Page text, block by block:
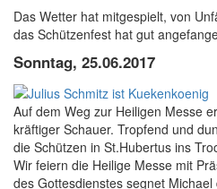
Das Wetter hat mitgespielt, von
das Schützenfest hat gut
Sonntag, 25.06.2017
Auf dem Weg zur Heiligen Messe
kräftiger Schauer. Tropfend und
die Schützen in St.Hubertus ins
Wir feiern die Heilige Messe mit
des Gottesdienstes segnet